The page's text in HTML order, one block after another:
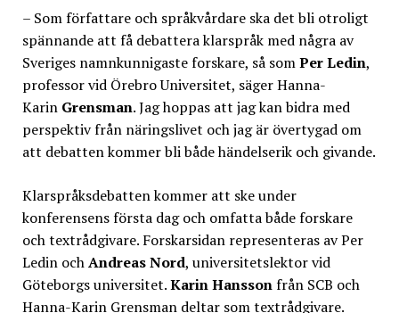
– Som författare och språkvårdare ska det bli otroligt
spännande att få debattera klarspråk med några av
Sveriges namnkunnigaste forskare, så somPer Ledin,
professor vid Örebro Universitet, säger Hanna-
Karin Grensman. Jag hoppas att jag kan bidra med
perspektiv från näringslivet och jag är övertygad om
att debatten kommer bli både händelserik och givande.
Klarspråksdebatten kommer att ske under
konferensens första dag och omfatta både forskare
och textrådgivare. Forskarsidan representeras av Per
Ledin ochAndreas Nord, universitetslektor vid
Göteborgs universitet.Karin Hanssonfrån SCB och
Hanna-Karin Grensman deltar som textrådgivare.